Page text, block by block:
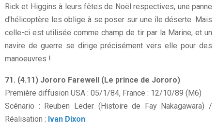
Rick et Higgins à leurs fêtes de Noël respectives, une panne
d'hélicoptère les oblige à se poser sur une île déserte. Mais
celle-ci est utilisée comme champ de tir par la Marine, et un
navire de guerre se dirige précisément vers elle pour des
manoeuvres !
71. (4.11) Jororo Farewell (Le prince de Jororo)
Première diffusion USA : 05/1/84, France : 12/10/89 (M6)
Scénario : Reuben Leder (Histoire de Fay Nakagawara) /
Réalisation : Ivan Dixon